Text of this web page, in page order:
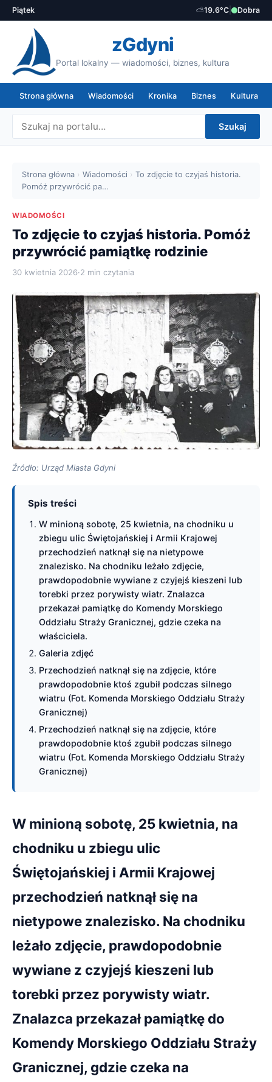
Piątek ⛅19.6°C Dobra
zGdyni
Portal lokalny — wiadomości, biznes, kultura
Strona główna Wiadomości Kronika Biznes Kultura
Szukaj
Strona główna › Wiadomości › To zdjęcie to czyjaś historia.
Pomóż przywrócić pa…
WIADOMOŚCI
To zdjęcie to czyjaś historia. Pomóż
przywrócić pamiątkę rodzinie
30 kwietnia 2026·2 min czytania
Źródło: Urząd Miasta Gdyni
Spis treści
W minioną sobotę, 25 kwietnia, na chodniku u
zbiegu ulic Świętojańskiej i Armii Krajowej
przechodzień natknął się na nietypowe
znalezisko. Na chodniku leżało zdjęcie,
prawdopodobnie wywiane z czyjejś kieszeni lub
torebki przez porywisty wiatr. Znalazca
przekazał pamiątkę do Komendy Morskiego
Oddziału Straży Granicznej, gdzie czeka na
właściciela.
Galeria zdjęć
Przechodzień natknął się na zdjęcie, które
prawdopodobnie ktoś zgubił podczas silnego
wiatru (Fot. Komenda Morskiego Oddziału Straży
Granicznej)
Przechodzień natknął się na zdjęcie, które
prawdopodobnie ktoś zgubił podczas silnego
wiatru (Fot. Komenda Morskiego Oddziału Straży
Granicznej)
W minioną sobotę, 25 kwietnia, na
chodniku u zbiegu ulic
Świętojańskiej i Armii Krajowej
przechodzień natknął się na
nietypowe znalezisko. Na chodniku
leżało zdjęcie, prawdopodobnie
wywiane z czyjejś kieszeni lub
torebki przez porywisty wiatr.
Znalazca przekazał pamiątkę do
Komendy Morskiego Oddziału Straży
Granicznej, gdzie czeka na